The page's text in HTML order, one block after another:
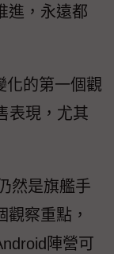
進，永遠都
化的第一個觀
表現，尤其
然是旗艦手
察重點，
陣營可